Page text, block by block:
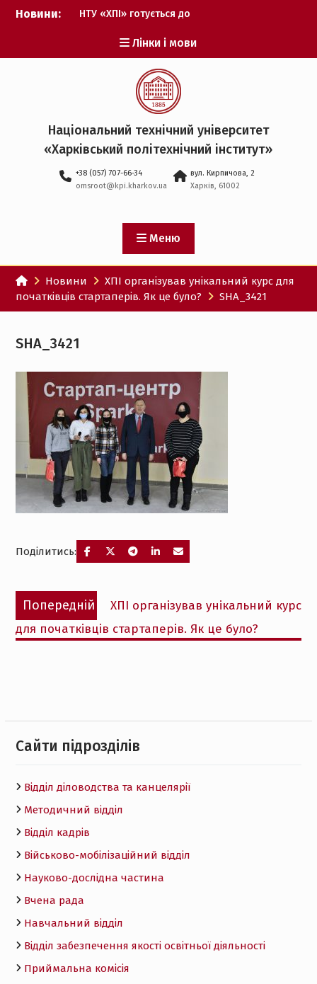
Перейти
Новини:
НТУ «ХПІ» готується до
Музичні таланти ХПІ
запрошуються на
Всеукраїнський
фестиваль «Червона
рута – 2027»
ХПІ уклав угоду про
партнерство з ДержНДІ
технологій кібербезпеки
Головнокомандувачем
Збройних Сил України
участю ХПІ обговорили
перспективи українсько-
іспанського
технологічного
партнерства
Лінки і мови
Національний технічний університет
«Харківський політехнічний iнститут»
+38 (057) 707-66-34
omsroot@kpi.kharkov.ua
вул. Кирпичова, 2
Харків, 61002
Меню
Новини
ХПІ організував унікальний курс для
початківців стартаперів. Як це було?
SHA_3421
SHA_3421
Поділитись:
Навігація
записів
Попередній
Попередній
запис:
ХПІ організував унікальний курс
для початківців стартаперів. Як це було?
Cайти підрозділів
Відділ діловодства та канцелярії
Методичний відділ
Відділ кадрів
Військово-мобілізаційний відділ
Науково-дослідна частина
Вчена рада
Навчальний відділ
Відділ забезпечення якості освітньої діяльності
Приймальна комісія